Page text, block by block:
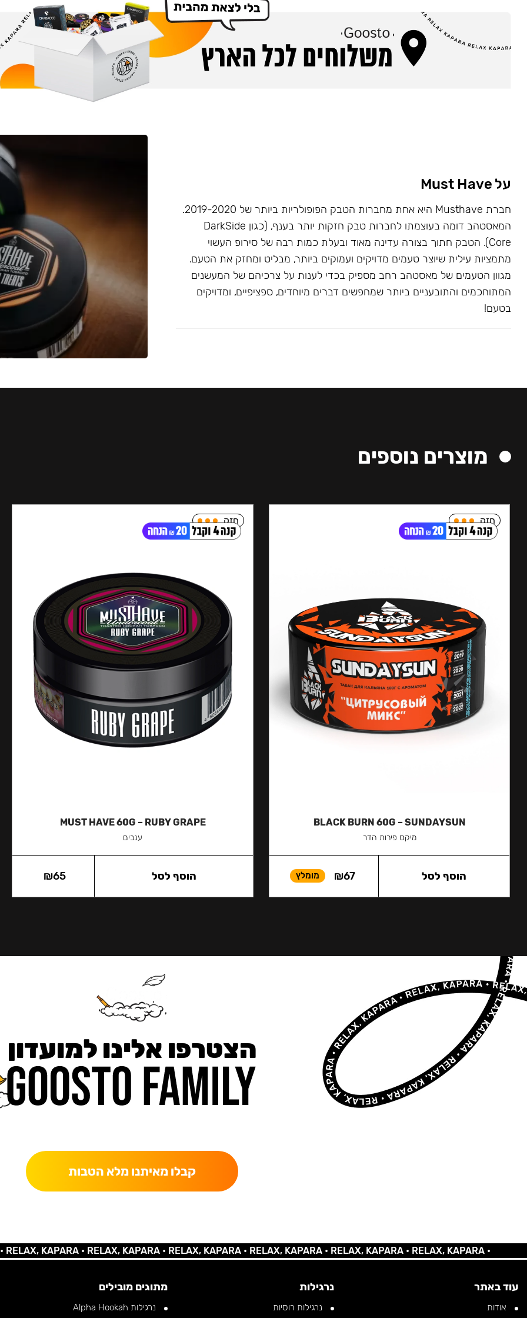
על Must Have
חברת Musthave היא אחת מחברות הטבק הפופולריות ביותר של 2019-2020.
המאסטהב דומה בעוצמתו לחברות טבק חזקות יותר בענף, (כגון DarkSide
Core). הטבק חתוך בצורה עדינה מאוד ובעלת כמות רבה של סירופ העשוי
מתמציות עילית שיוצר טעמים מדויקים ועמוקים ביותר, מבליט ומחזק את הטעם.
מגוון הטעמים של מאסטהב רחב מספיק בכדי לענות על צרכיהם של המעשנים
המתוחכמים והתובעניים ביותר שמחפשים דברים מיוחדים, ספציפיים, ומדויקים
בטעם!
מוצרים נוספים
חזק
BLACK BURN 60G – SUNDAYSUN
מיקס פירות הדר
₪67 מומלץ הוסף לסל
חזק
MUST HAVE 60G – RUBY GRAPE
ענבים
₪65 הוסף לסל
הצטרפו אלינו למועדון
קבלו מאיתנו מלא הטבות
KAPARA •RELAX, KAPARA •RELAX, KAPARA •RELAX, KAPARA •RELAX, KAPARA •RELAX, KAPARA •
עוד באתר
אודות
נרגילות
נרגילות רוסיות
מתוגים מובילים
נרגילות Alpha Hookah